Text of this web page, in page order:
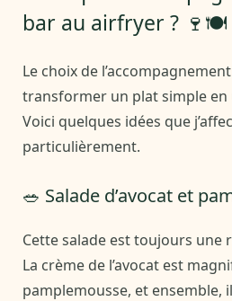
bar au airfryer ? 🍷🍽️
Le choix de
transformer un plat simple en
Voici quelques idées que
particulièrement.
🥗 Salade d’avocat et
Cette salade est toujours une
La crème de l’avocat est
pamplemousse, et ensemble,